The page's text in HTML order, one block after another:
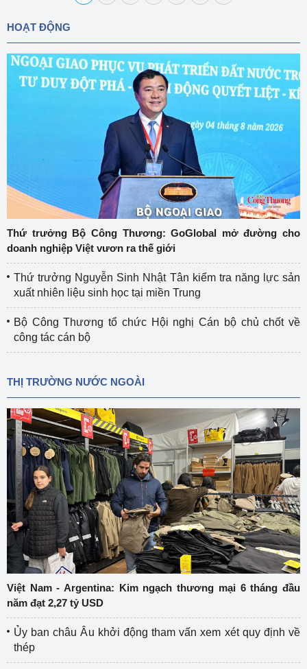
HOẠT ĐỘNG
Thứ trưởng Bộ Công Thương: GoGlobal mở đường cho
doanh nghiệp Việt vươn ra thế giới
Thứ trưởng Nguyễn Sinh Nhật Tân kiểm tra năng lực sản
xuất nhiên liệu sinh học tại miền Trung
Bộ Công Thương tổ chức Hội nghị Cán bộ chủ chốt về
công tác cán bộ
THỊ TRƯỜNG NƯỚC NGOÀI
Việt Nam - Argentina: Kim ngạch thương mại 6 tháng đầu
năm đạt 2,27 tỷ USD
Ủy ban châu Âu khởi động tham vấn xem xét quy định về
thép